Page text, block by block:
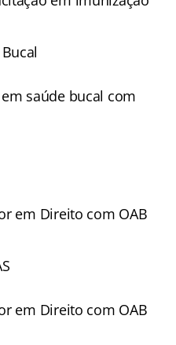
saúde bucal com
em Direito com OAB
em Direito com OAB